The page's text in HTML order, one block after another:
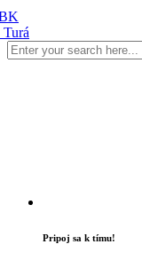
Pripoj sa k tímu!